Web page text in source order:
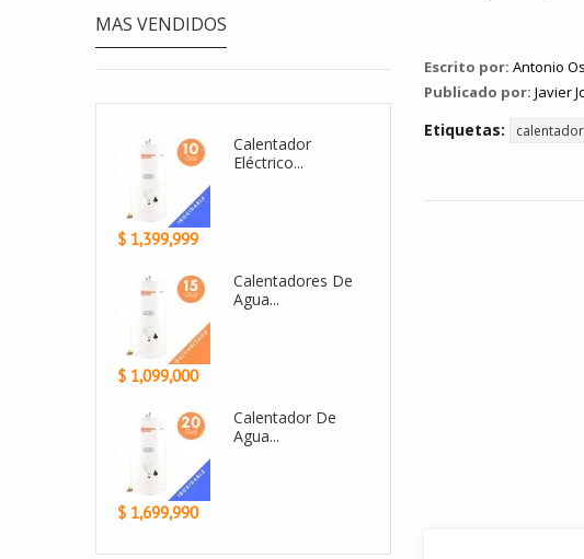
MAS VENDIDOS
Calentador
Eléctrico...
$ 1,399,999
Calentadores De
Agua...
$ 1,099,000
Calentador De
Agua...
$ 1,699,990
Escrito por: Antonio
Publicado por: Javier
Etiquetas: